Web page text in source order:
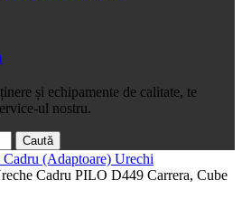
și echipamente de calitate, te
ul nostru.
Caută
(Adaptoare) Urechi
Cadru PILO D449 Carrera, Cube